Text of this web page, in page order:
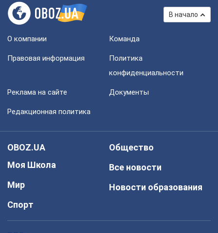
В начало
О компании Команда
Правовая информация
Политика
конфиденциальности
Реклама на сайте Документы
Редакционная политика
OBOZ.UA
Моя Школа
Мир
Спорт
Общество
Все новости
Новости образования